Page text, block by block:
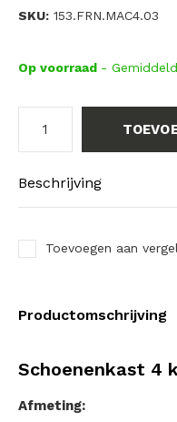
SKU: 153.FRN.MAC4.03
Op voorraad -
Beschrijving
Toevoegen aan
Productomschrijving
Schoenenkast 4
Afmeting: